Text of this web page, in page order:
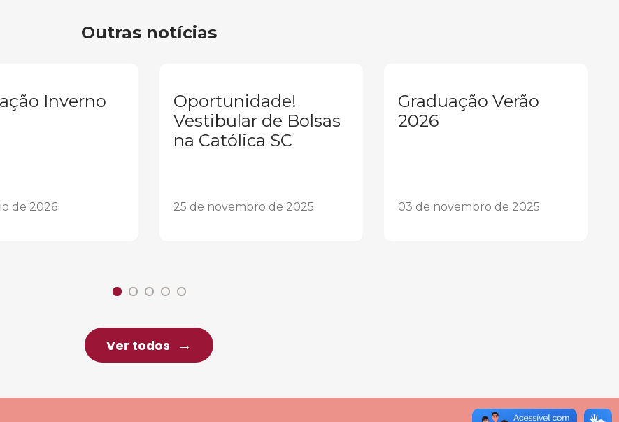
Outras notícias
Inverno
de 2026
Oportunidade!
Vestibular de Bolsas
na Católica SC
25 de novembro de 2025
Graduação Verão
2026
03 de novembro de 2025
Ver todos